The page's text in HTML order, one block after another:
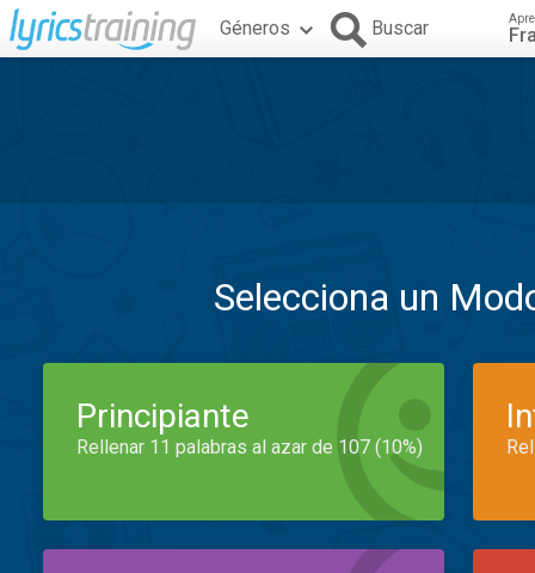
Géneros Buscar
Selecciona un
Principiante
Rellenar 11 palabras al azar de 107 (10%)